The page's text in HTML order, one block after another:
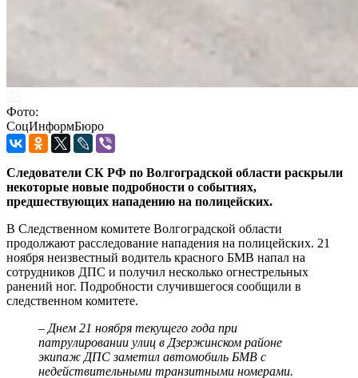
Фото:
СоцИнформБюро
Следователи СК РФ по Волгоградской области раскрыли
некоторые новые подробности о событиях,
предшествующих нападению на полицейских.
В Следственном комитете Волгоградской области
продолжают расследование нападения на полицейских. 21
ноября неизвестный водитель красного БМВ напал на
сотрудников ДПС и получил несколько огнестрельных
ранений ног. Подробности случившегося сообщили в
следственном комитете.
– Днем 21 ноября текущего года при
патрулировании улиц в Дзержинском районе
экипаж ДПС заметил автомобиль БМВ с
недействительными транзитными номерами.